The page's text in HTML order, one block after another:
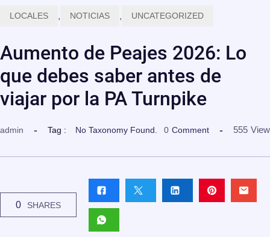
LOCALES , NOTICIAS , UNCATEGORIZED
Aumento de Peajes 2026: Lo
que debes saber antes de
viajar por la PA Turnpike
admin Tag : No Taxonomy Found. 0 Comment 555 View
0 SHARES